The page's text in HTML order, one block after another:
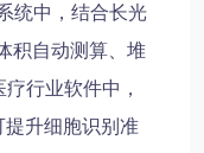
统中，结合长光
积自动测算、堆
疗行业软件中，
提升细胞识别准